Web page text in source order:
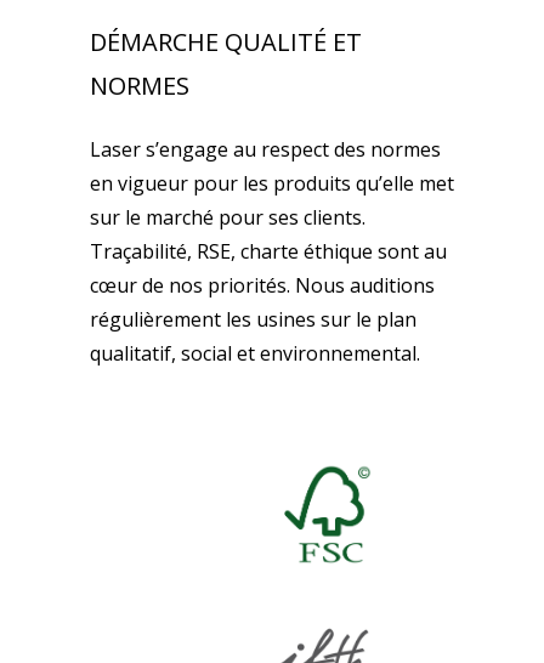
DÉMARCHE QUALITÉ ET
NORMES
Laser s’engage au respect des normes
en vigueur pour les produits qu’elle met
sur le marché pour ses clients.
Traçabilité, RSE, charte éthique sont au
cœur de nos priorités. Nous auditions
régulièrement les usines sur le plan
qualitatif, social et environnemental.